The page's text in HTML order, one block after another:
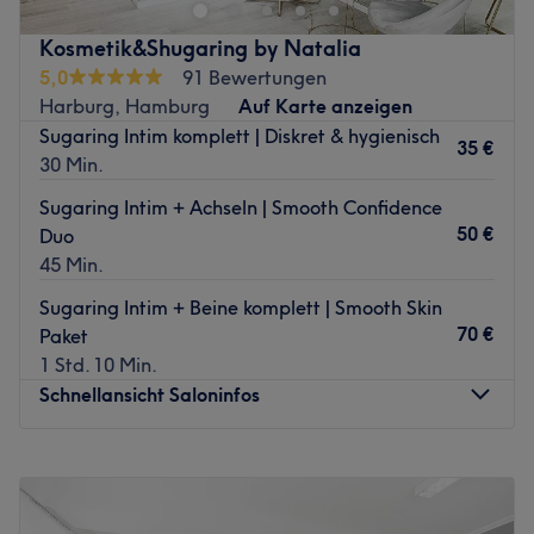
So hat das ständige, nervenaufreibende Rasieren auch
für dich ein Ende. Zudem bietet der Salon auch
Massagen an, durch die du neue Energie tanken kannst.
Worauf noch warten? Lehn' dich zurück und lasse dich
von Kopf bis Fuß verwöhnen.
Kosmetik&Shugaring by Natalia
5,0
91 Bewertungen
Harburg, Hamburg
Auf Karte anzeigen
Sugaring Intim komplett | Diskret & hygienisch
30 Min.
35 €
Sugaring Intim + Achseln | Smooth Confidence
Duo
45 Min.
50 €
Sugaring Intim + Beine komplett | Smooth Skin
Paket
1 Std. 10 Min.
70 €
Schnellansicht Saloninfos
Mittwoch